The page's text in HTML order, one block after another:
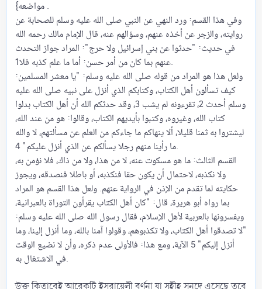
مواضعه} .
وفي هذا القسم: ورد النهي عن النبي صلى الله عليه وسلم للصحابة عن
روايته، والزجر عن أخذه عنهم، وسؤالهم عنه، قال الإمام مالك رحمه الله
في حديث: "حدثوا عن بني إسرائيل ولا حرج": المراد جواز التحدث
عنهم بما كان من أمر حسن: أما ما علم كذبه فلا1.
ولعل هذا هو المراد من قوله صلى الله عليه وسلم: "يا معشر المسلمين:
كيف تسألون أهل الكتاب، وكتابكم الذي أنزل على نبيه صلى الله عليه
وسلم أحدث 2، تقرءونه لم يشب 3، وقد حدثكم الله أن أهل الكتاب بدلوا
كتاب الله، وغيروه، وكتبوا بأيديهم الكتاب، وقالوا: هو من عند الله،
ليشتروا به ثمنا قليلا، ألا ينهاكم ما جاءكم من العلم عن مسألتهم، لا والله
ما رأينا منهم رجلا يسألكم عن الذي أنزل عليكم" 4.
القسم الثالث: ما هو مسكوت عنه، لا من هذا، ولا من ذاك، فلا نؤمن به،
ولا نكذبه، لاحتمال أن يكون حقا فنكذبه، أو باطلا فنصدقه، ويجوز
حكايته لما تقدم من الإذن في الرواية عنهم. ولعل هذا القسم هو المراد
بما رواه أبو هريرة، قال: "كان أهل الكتاب يقرأون التوراة بالعبرانية،
ويفسرونها بالعربية لأهل الإسلام، فقال رسول الله صلى الله عليه وسلم:
"لا تصدقوا أهل الكتاب، ولا تكذبوهم، وقولوا آمنا بالله، وما أنزل إلينا، وما
أنزل إليكم" 5 الآية، ومع هذا: فالأولى عدم ذكره، وأن لا نضيع الوقت
في الاشتغال به.